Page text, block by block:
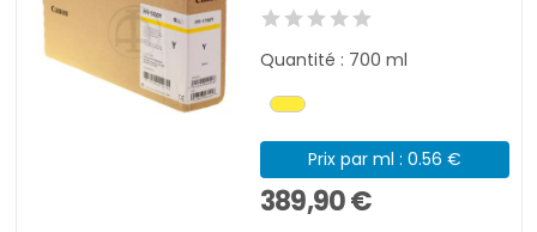
Quantité : 700 ml
Prix par ml : 0.56 €
389,90 €